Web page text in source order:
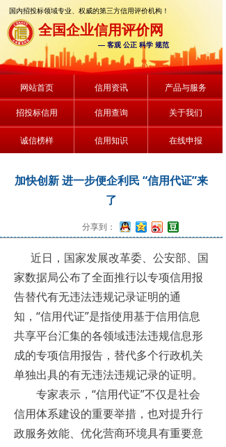
网站首页 信用资讯 产品与服务
招投标信用 信用查询 关于我们
诚信榜样 信用知识 在线申报
全国企业信用评价网
国内招投标领域专业、权威的第三方信用评价机构！
— 客观 公正 科学 规范
加快创新 进一步便企利民 “信用代证”来
了
近日，国家发展改革委、公安部、国
家数据局公布了全面推行以专项信用报
告替代有无违法违规记录证明的通
知，“信用代证”是指使用基于信用信息
共享平台汇集的各领域违法违规信息形
成的专项信用报告，替代多个行政机关
单独出具的有无违法违规记录的证明。
专家表示，“信用代证”不仅是社会
信用体系建设的重要举措，也对提升行
政服务效能、优化营商环境具有重要意
分享到：